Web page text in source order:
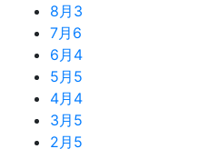
8月 3
7月 6
6月 4
5月 5
4月 4
3月 5
2月 5